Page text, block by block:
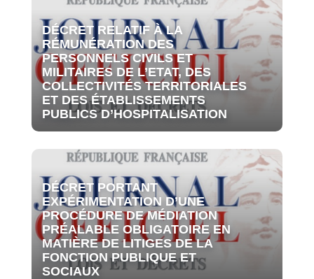
DÉCRET RELATIF À LA
RÉMUNÉRATION DES
PERSONNELS CIVILS ET
MILITAIRES DE L’ETAT, DES
COLLECTIVITÉS TERRITORIALES
ET DES ÉTABLISSEMENTS
PUBLICS D’HOSPITALISATION
DÉCRET PORTANT
EXPÉRIMENTATION D’UNE
PROCÉDURE DE MÉDIATION
PRÉALABLE OBLIGATOIRE EN
MATIÈRE DE LITIGES DE LA
FONCTION PUBLIQUE ET
SOCIAUX